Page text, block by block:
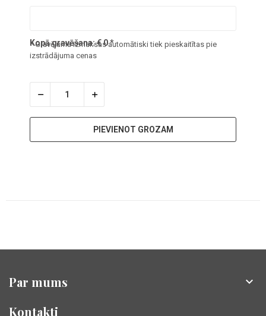
Kopā gravēšana:€0*
* Gravējuma izmaksas automātiski tiek pieskaitītas pie
izstrādājuma cenas
PIEVIENOT GROZAM
Par mums 
Kontakti